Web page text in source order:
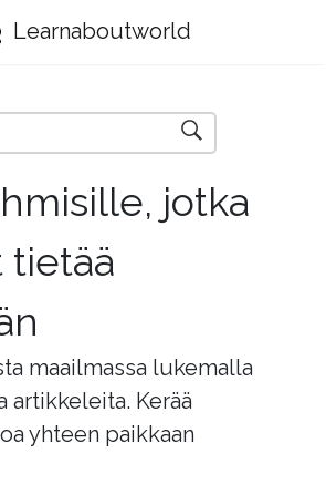
Learnaboutworld
jotka
tietää
maailmassa lukemalla
artikkeleita. Kerää
yhteen paikkaan